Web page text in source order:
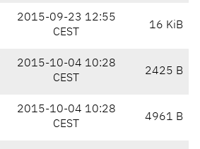
2015-09-23 12:55
CEST
16 KiB
2015-10-04 10:28
CEST
2425 B
2015-10-04 10:28
CEST
4961 B